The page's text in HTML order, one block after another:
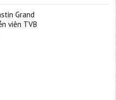
Grand
viên TVB